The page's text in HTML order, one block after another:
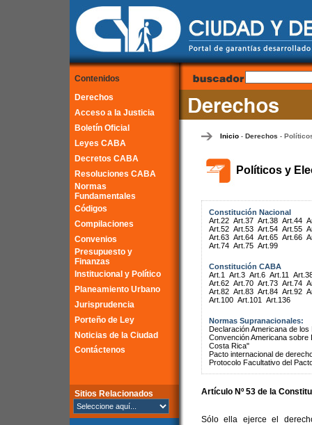
Contenidos
Derechos
Acceso a la Justicia
Boletín Oficial
Leyes CABA
Decretos CABA
Resoluciones CABA
Normas
Fundamentales
Códigos
Compilaciones
Convenios
Presupuesto y
Finanzas
Institucional y Político
Planeamiento Urbano
Jurisprudencia
Porteño de Ley
Noticias de la Ciudad
Contáctenos
Sitios Relacionados
Inicio- Derechos -
Políticos y
Constitución Nacional
Art.22 Art.37 Art.38 Art.44
Art.52 Art.53 Art.54 Art.55
Art.63 Art.64 Art.65 Art.66
Art.74 Art.75 Art.99
Constitución CABA
Art.1
Art.3 Art.6 Art.11
Art.62 Art.70 Art.73 Art.74
Art.82 Art.83 Art.84 Art.92
Art.100 Art.101 Art.136
Normas Supranacionales:
Declaración Americana de
Convención Americana
Costa Rica"
Pacto internacional de
Protocolo Facultativo del
Artículo Nº 53 de la
Sólo ella ejerce el